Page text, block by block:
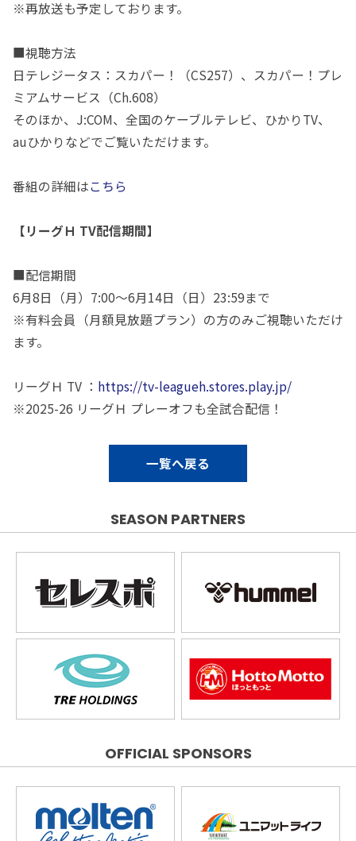
※再放送も予定しております。
■視聴方法
日テレジータス：スカパー！（CS257）、スカパー！プレ
ミアムサービス（Ch.608）
そのほか、J:COM、全国のケーブルテレビ、ひかりTV、
auひかりなどでご覧いただけます。
番組の詳細はこちら
【リーグＨ TV配信期間】
■配信期間
6月8日（月）7:00～6月14日（日）23:59まで
※有料会員（月額見放題プラン）の方のみご視聴いただけ
ます。
リーグＨ TV ： https://tv-leagueh.stores.play.jp/
※2025-26 リーグＨ プレーオフも全試合配信！
一覧へ戻る
SEASON PARTNERS
OFFICIAL SPONSORS